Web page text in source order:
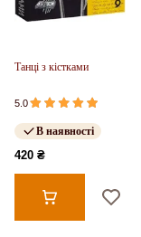
Танці з кістками
5.0
В наявності
420 ₴